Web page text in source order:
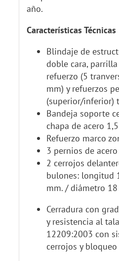
año.
Características Técnicas
Blindaje de
doble cara,
refuerzo (5
mm) y refuerzos
(superior/inferior)
Bandeja soporte
chapa de acero
Refuerzo marco
3 pernios de
2 cerrojos
bulones: longitud
mm. / diámetro
Cerradura con
y resistencia al
12209:2003 con
cerrojos y bloqueo